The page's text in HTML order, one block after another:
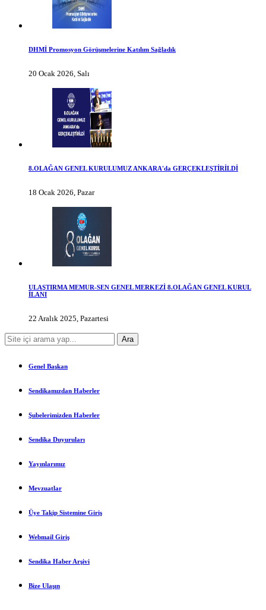
DHMİ Promosyon Görüşmelerine Katılım Sağladık
20 Ocak 2026, Salı
8.OLAĞAN GENEL KURULUMUZ ANKARA'da GERÇEKLEŞTİRİLDİ
18 Ocak 2026, Pazar
ULAŞTIRMA MEMUR-SEN GENEL MERKEZİ 8.OLAĞAN GENEL KURUL
İLANI
22 Aralık 2025, Pazartesi
Genel Başkan
Sendikamızdan Haberler
Şubelerimizden Haberler
Sendika Duyuruları
Yayınlarımız
Mevzuatlar
Üye Takip Sistemine Giriş
Webmail Giriş
Sendika Haber Arşivi
Bize Ulaşın